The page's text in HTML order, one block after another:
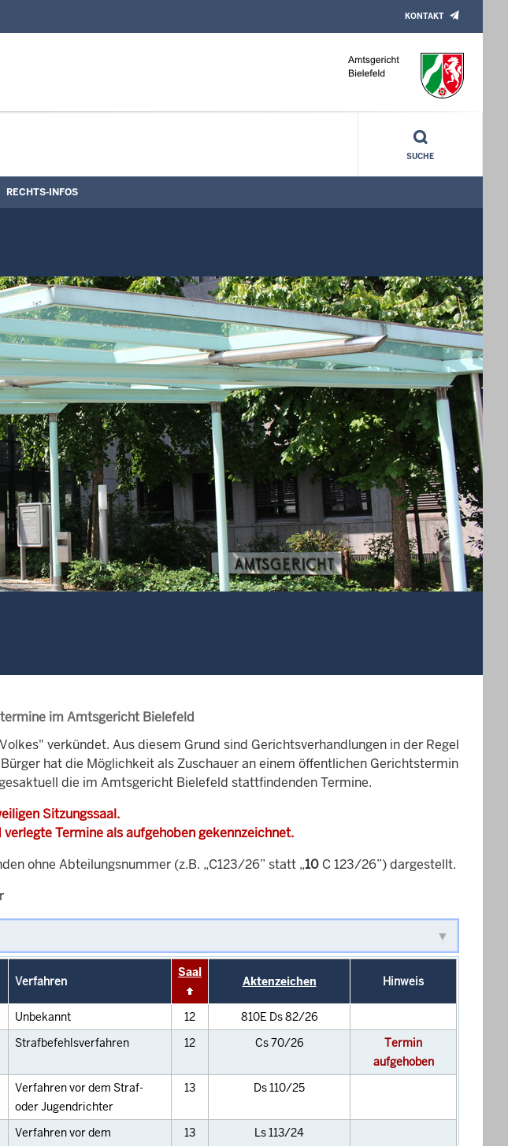
KONTAKT
SUCHE
RECHTS-INFOS
im Amtsgericht Bielefeld
verkündet. Aus diesem Grund sind Gerichtsverhandlungen in der Regel
hat die Möglichkeit als Zuschauer an einem öffentlichen Gerichtstermin
die im Amtsgericht Bielefeld stattfindenden Termine.
Sitzungssaal.
Termine als aufgehoben gekennzeichnet.
ohne Abteilungsnummer (z.B. „C123/26” statt „10 C 123/26”) dargestellt.
Verfahren
Saal
Aktenzeichen Hinweis
Unbekannt 12
810E Ds 82/26
Strafbefehlsverfahren 12 Cs 70/26
Termin
aufgehoben
Verfahren vor dem Straf-
oder Jugendrichter
13 Ds 110/25
Verfahren vor dem
13 Ls 113/24